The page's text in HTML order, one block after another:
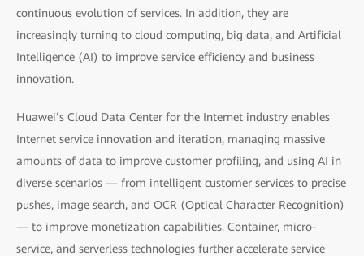
continuous evolution of services. In addition, they are
increasingly turning to cloud computing, big data, and Artificial
Intelligence (AI) to improve service efficiency and business
innovation.
Huawei’s Cloud Data Center for the Internet industry enables
Internet service innovation and iteration, managing massive
amounts of data to improve customer profiling, and using AI in
diverse scenarios — from intelligent customer services to precise
pushes, image search, and OCR (Optical Character Recognition)
— to improve monetization capabilities. Container, micro-
service, and serverless technologies further accelerate service